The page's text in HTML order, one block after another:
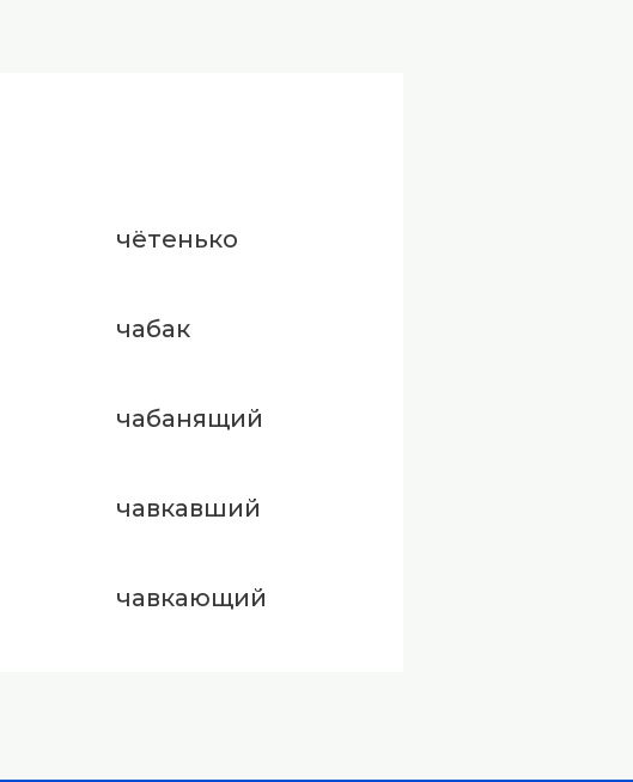
чётенько
чабак
чабанящий
чавкавший
чавкающий